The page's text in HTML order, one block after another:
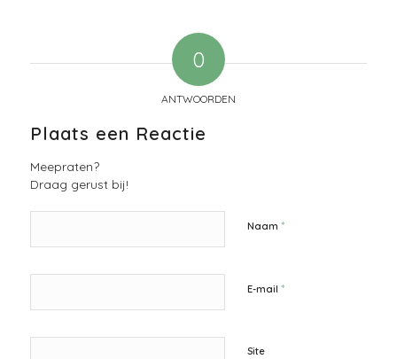
0
ANTWOORDEN
Plaats een Reactie
Meepraten?
Draag gerust bij!
Naam *
E-mail *
Site